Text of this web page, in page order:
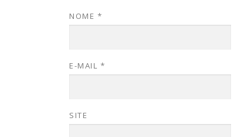
NOME *
E-MAIL *
SITE